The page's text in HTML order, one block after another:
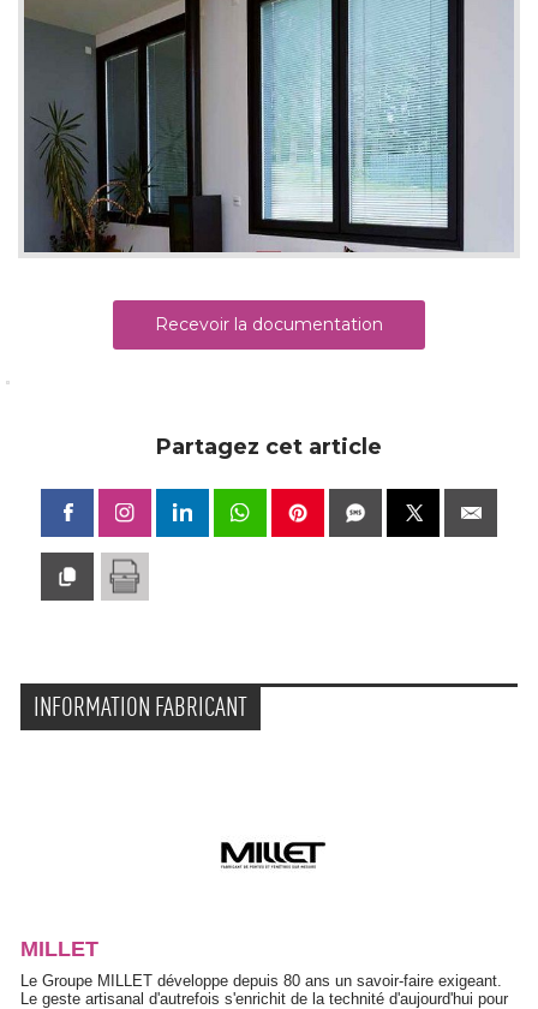
Recevoir la documentation
Partagez cet article
INFORMATION FABRICANT
MILLET
Le Groupe MILLET développe depuis 80 ans un savoir-faire exigeant.
Le geste artisanal d'autrefois s'enrichit de la technité d'aujourd'hui pour